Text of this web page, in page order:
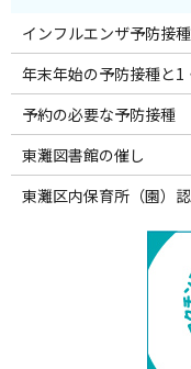
インフルエンザ予防接
年末年始の予防接種と1
予約の必要な予防接種
東灘図書館の催し
東灘区内保育所（園）